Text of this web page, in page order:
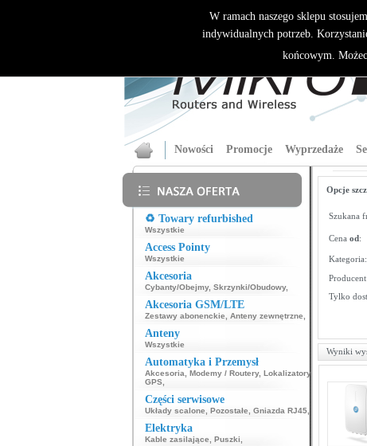
Nowości Promocje Wyprzedaże
♻️ Towary refurbished
Wszystkie
Access Pointy
Wszystkie
Akcesoria
Cybanty/Obejmy, Skrzynki/Obudowy,
Akcesoria GSM/LTE
Zestawy abonenckie Anteny zewnętrzne
Anteny
Wszystkie
Automatyka i Przemysł
Akcesoria Modemy / Routery, Lokalizatory
GPS,
Części serwisowe
Układy scalone Pozostałe Gniazda RJ45,
Elektryka
Kable zasilające Puszki
Opcje
Szukana
Cena od:
Kategoria:
Producent:
Tylko
Wyniki
W ramach naszego sklepu
indywidualnych potrzeb.
końcowym.